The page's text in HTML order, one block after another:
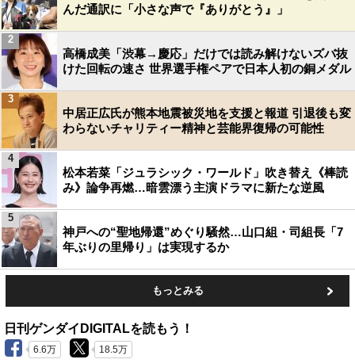
んだ通訳に「小さな声で『ありがとう』」
高橋成美「渋幕→慶応」だけでは読み解けないズバ抜
けた回転の速さ 世界選手権ペアで日本人初の銅メダル
2
中居正広氏が熊本地震被災地を支援と報道 引退後も変
わらないチャリティー精神と芸能界復帰の可能性
3
松本若菜「ジュラシック・ワールド」吹き替え《棒読
み》論争再燃…暗雲漂う主演ドラマに新たな逆風
4
神戸への“聖地帰還”めぐり騒然…山口組・司組長「7
年ぶりの里帰り」は実現するか
5
もっとみる
日刊ゲンダイDIGITALを読もう！
6.6万 18.5万